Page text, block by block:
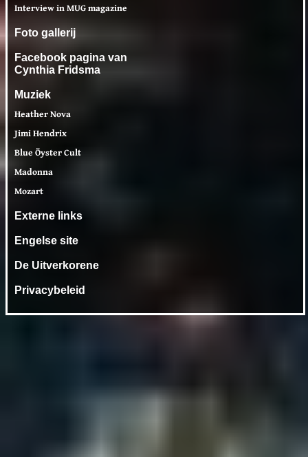
Interview in MUG magazine
Foto gallerij
Facebook pagina van
Cynthia Fridsma
Muziek
Heather Nova
Jimi Hendrix
Blue Öyster Cult
Madonna
Mozart
Externe links
Engelse site
De Uitverkorene
Privacybeleid